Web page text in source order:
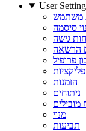
User
סיסמה
גישה
הרשאה
פרופיל
הזמנות
ניתוחים
מובילים
מנוי
תביעות